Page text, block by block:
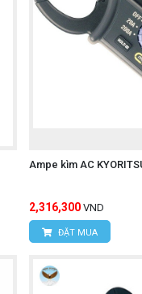
Ampe kìm AC
2,316,300 VND
ĐẶT MUA